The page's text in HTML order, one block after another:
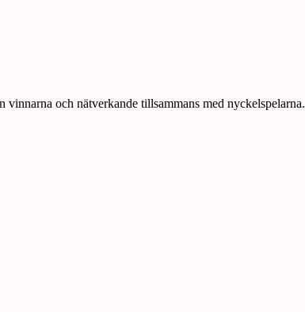
och nätverkande tillsammans med nyckelspelarna.